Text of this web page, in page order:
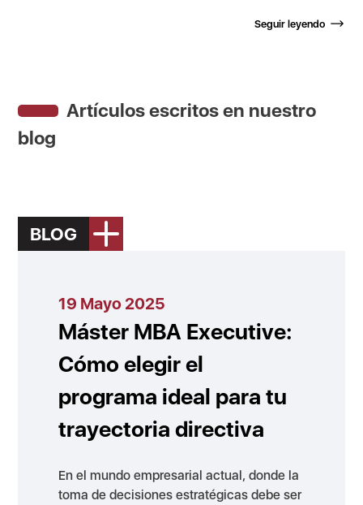
Seguir leyendo
Artículos escritos en nuestro
blog
BLOG
19 Mayo 2025
Máster MBA Executive:
Cómo elegir el
programa ideal para tu
trayectoria directiva
En el mundo empresarial actual, donde la
toma de decisiones estratégicas debe ser